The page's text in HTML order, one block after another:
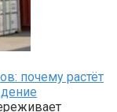
почему растёт